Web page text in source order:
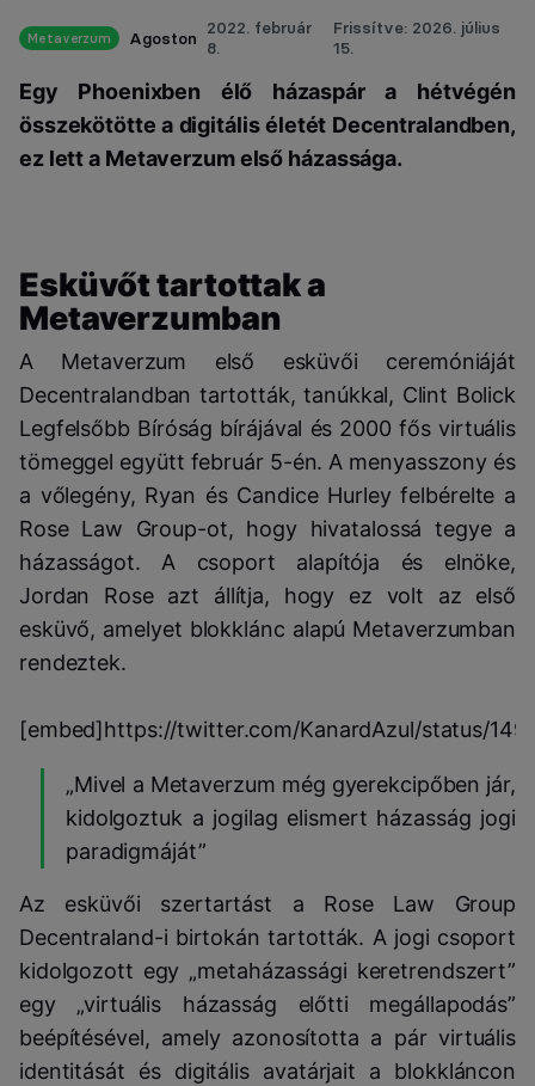
Metaverzum Agoston 2022. február
8.
Frissítve: 2026. július
15.
Egy Phoenixben élő házaspár a hétvégén
összekötötte a digitális életét Decentralandben,
ez lett a Metaverzum első házassága.
Esküvőt tartottak a
Metaverzumban
A Metaverzum első esküvői ceremóniáját
Decentralandban tartották, tanúkkal, Clint Bolick
Legfelsőbb Bíróság bírájával és 2000 fős virtuális
tömeggel együtt február 5-én. A menyasszony és
a vőlegény, Ryan és Candice Hurley felbérelte a
Rose Law Group-ot, hogy hivatalossá tegye a
házasságot. A csoport alapítója és elnöke,
Jordan Rose azt állítja, hogy ez volt az első
esküvő, amelyet blokklánc alapú Metaverzumban
rendeztek.
[embed]https://twitter.com/KanardAzul/status/
„Mivel a Metaverzum még gyerekcipőben jár,
kidolgoztuk a jogilag elismert házasság jogi
paradigmáját”
Az esküvői szertartást a Rose Law Group
Decentraland-i birtokán tartották. A jogi csoport
kidolgozott egy „metaházassági keretrendszert”
egy „virtuális házasság előtti megállapodás”
beépítésével, amely azonosította a pár virtuális
identitását és digitális avatárjait a blokkláncon